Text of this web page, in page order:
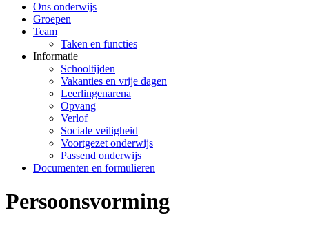
Ons onderwijs
Groepen
Team
Taken en functies
Informatie
Schooltijden
Vakanties en vrije dagen
Leerlingenarena
Opvang
Verlof
Sociale veiligheid
Voortgezet onderwijs
Passend onderwijs
Documenten en formulieren
Persoonsvorming